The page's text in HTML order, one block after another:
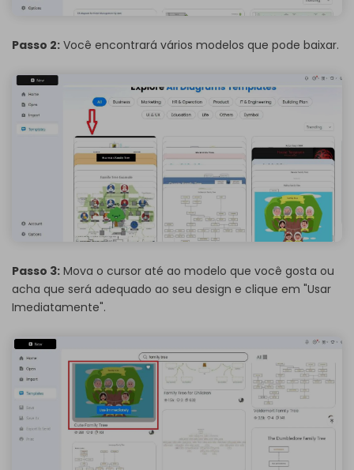
Passo 2: Você encontrará vários modelos que pode baixar.
Passo 3: Mova o cursor até ao modelo que você gosta ou
acha que será adequado ao seu design e clique em "Usar
Imediatamente".